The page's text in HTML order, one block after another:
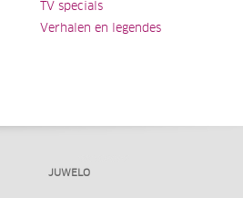
TV specials
Verhalen en legendes
JUWELO